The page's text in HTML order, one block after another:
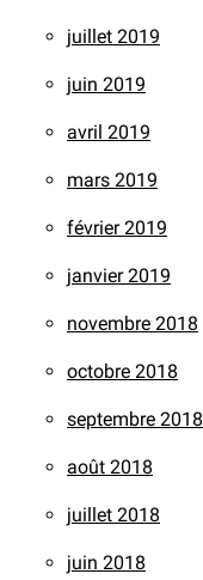
juillet 2019
juin 2019
avril 2019
mars 2019
février 2019
janvier 2019
novembre 2018
octobre 2018
septembre 2018
août 2018
juillet 2018
juin 2018